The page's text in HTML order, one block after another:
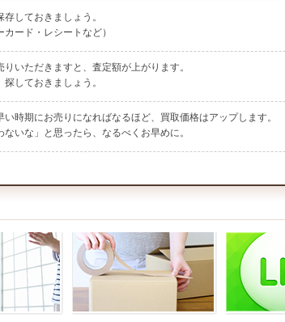
しておきましょう。
カード・レシートなど）
いただきますと、査定額が上がります。
しておきましょう。
時期にお売りになればなるほど、買取価格はアップします。
いな」と思ったら、なるべくお早めに。